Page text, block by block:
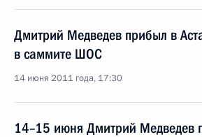
Дмитрий Медведев прибыл в
в саммите ШОС
14 июня 2011 года, 17:30
14–15 июня Дмитрий Медведев